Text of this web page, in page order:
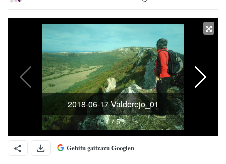
Gehitu gaitzazu Googlen